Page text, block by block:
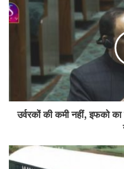
उर्वरकों की कमी नहीं, इफको